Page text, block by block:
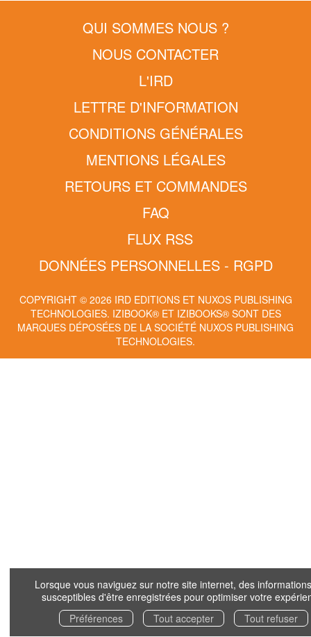
Lorsque vous naviguez sur notre site internet, des
susceptibles d'être enregistrées pour optimiser votre
Préférences
Tout accepter Tout refuser
QUI SOMMES NOUS ?
NOUS CONTACTER
L'IRD
LETTRE D'INFORMATION
CONDITIONS GÉNÉRALES
MENTIONS LÉGALES
RETOURS ET COMMANDES
FAQ
FLUX RSS
DONNÉES PERSONNELLES - RGPD
COPYRIGHT © 2026 IRD EDITIONS ET NUXOS PUBLISHING
TECHNOLOGIES. IZIBOOK®ET IZIBOOKS®SONT DES
MARQUES DÉPOSÉES DE LA SOCIÉTÉ NUXOS PUBLISHING
TECHNOLOGIES.